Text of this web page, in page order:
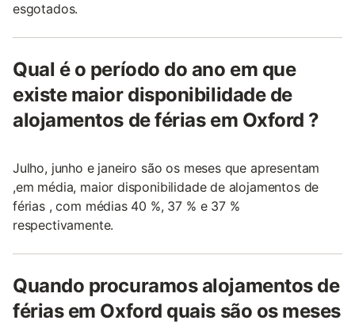
esgotados.
Qual é o período do ano em que
existe maior disponibilidade de
alojamentos de férias em Oxford ?
Julho, junho e janeiro são os meses que apresentam
,em média, maior disponibilidade de alojamentos de
férias , com médias 40 %, 37 % e 37 %
respectivamente.
Quando procuramos alojamentos de
férias em Oxford quais são os meses